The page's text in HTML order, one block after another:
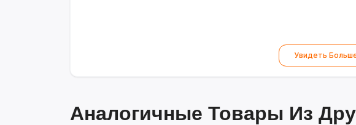
Увидеть
Аналогичные Товары Из